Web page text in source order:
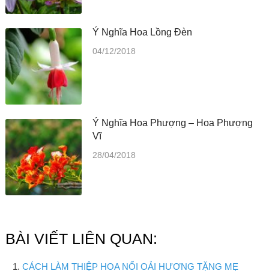
Ý Nghĩa Hoa Lồng Đèn
04/12/2018
Ý Nghĩa Hoa Phượng – Hoa Phượng
Vĩ
28/04/2018
BÀI VIẾT LIÊN QUAN:
CÁCH LÀM THIỆP HOA NỔI OẢI HƯƠNG TẶNG MẸ